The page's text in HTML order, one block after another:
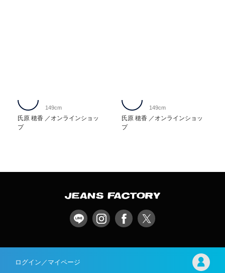
氏原 穂香
オンラインショッ
プ
149cm
氏原 穂香
オンラインショッ
プ
149cm
ログイン／マイページ